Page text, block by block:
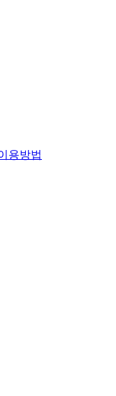
용방법